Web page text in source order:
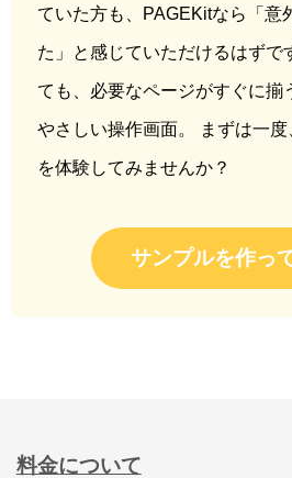
ていた方も、PAGEKitなら「意
た」と感じていただけるはずで
ても、必要なページがすぐに揃
やさしい操作画面。 まずは一
を体験してみませんか？
サンプルを作っ
料金について